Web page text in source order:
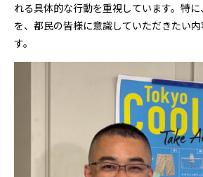
れる具体的な行動を重視しています。特
を、都民の皆様に意識していただきたい
す。